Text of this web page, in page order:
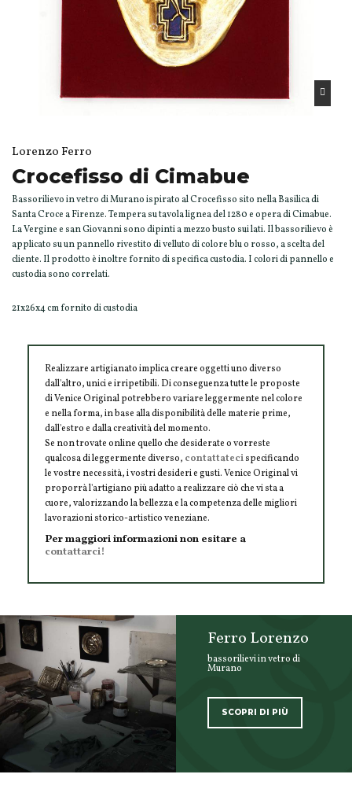
Lorenzo Ferro
Crocefisso di Cimabue
Bassorilievo in vetro di Murano ispirato al Crocefisso sito nella Basilica di
Santa Croce a Firenze. Tempera su tavola lignea del 1280 e opera di Cimabue.
La Vergine e san Giovanni sono dipinti a mezzo busto sui lati. Il bassorilievo è
applicato su un pannello rivestito di velluto di colore blu o rosso, a scelta del
cliente. Il prodotto è inoltre fornito di specifica custodia. I colori di pannello e
custodia sono correlati.
21x26x4 cm fornito di custodia
Realizzare artigianato implica creare oggetti uno diverso
dall'altro, unici e irripetibili. Di conseguenza tutte le proposte
di Venice Original potrebbero variare leggermente nel colore
e nella forma, in base alla disponibilità delle materie prime,
dall'estro e dalla creatività del momento.
Se non trovate online quello che desiderate o vorreste
qualcosa di leggermente diverso, contattatecispecificando
le vostre necessità, i vostri desideri e gusti. Venice Original vi
proporrà l'artigiano più adatto a realizzare ciò che vi sta a
cuore, valorizzando la bellezza e la competenza delle migliori
lavorazioni storico-artistico veneziane.
Per maggiori informazioni non esitare a
contattarci!
Ferro Lorenzo
bassorilievi in vetro di
Murano
SCOPRI DI PIÙ